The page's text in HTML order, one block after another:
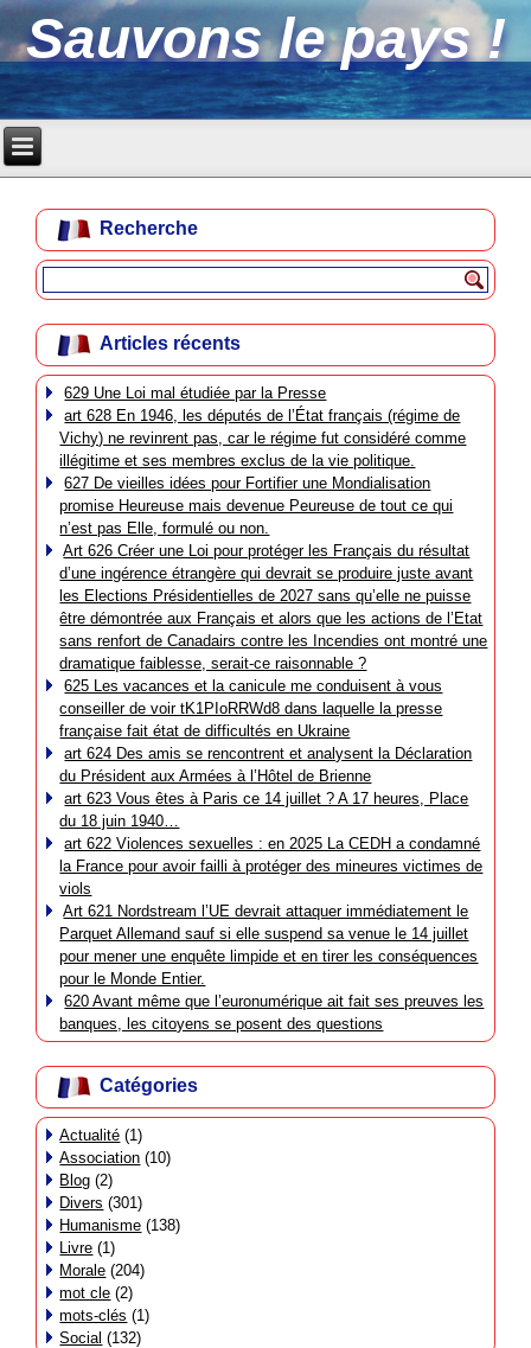
Sauvons le pays !
Recherche
Articles récents
629 Une Loi mal étudiée par la Presse
art 628 En 1946, les députés de l’État français (régime de
Vichy) ne revinrent pas, car le régime fut considéré comme
illégitime et ses membres exclus de la vie politique.
627 De vieilles idées pour Fortifier une Mondialisation
promise Heureuse mais devenue Peureuse de tout ce qui
n’est pas Elle, formulé ou non.
Art 626 Créer une Loi pour protéger les Français du résultat
d’une ingérence étrangère qui devrait se produire juste avant
les Elections Présidentielles de 2027 sans qu’elle ne puisse
être démontrée aux Français et alors que les actions de l’Etat
sans renfort de Canadairs contre les Incendies ont montré une
dramatique faiblesse, serait-ce raisonnable ?
625 Les vacances et la canicule me conduisent à vous
conseiller de voir tK1PIoRRWd8 dans laquelle la presse
française fait état de difficultés en Ukraine
art 624 Des amis se rencontrent et analysent la Déclaration
du Président aux Armées à l’Hôtel de Brienne
art 623 Vous êtes à Paris ce 14 juillet ? A 17 heures, Place
du 18 juin 1940…
art 622 Violences sexuelles : en 2025 La CEDH a condamné
la France pour avoir failli à protéger des mineures victimes de
viols
Art 621 Nordstream l’UE devrait attaquer immédiatement le
Parquet Allemand sauf si elle suspend sa venue le 14 juillet
pour mener une enquête limpide et en tirer les conséquences
pour le Monde Entier.
620 Avant même que l’euronumérique ait fait ses preuves les
banques, les citoyens se posent des questions
Catégories
Actualité (1)
Association (10)
Blog (2)
Divers (301)
Humanisme (138)
Livre (1)
Morale (204)
mot cle (2)
mots-clés (1)
Social (132)